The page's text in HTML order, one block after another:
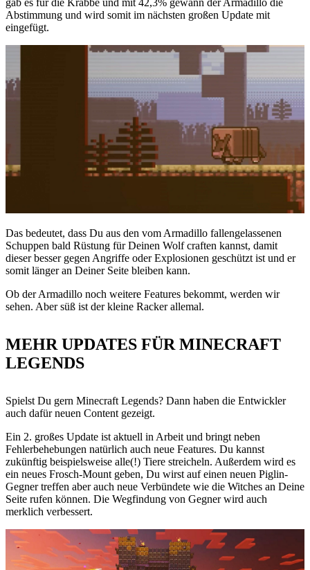
Abstimmung und wird somit im nächsten großen Update mit
eingefügt.
Das bedeutet, dass Du aus den vom Armadillo fallengelassenen
Schuppen bald Rüstung für Deinen Wolf craften kannst, damit
dieser besser gegen Angriffe oder Explosionen geschützt ist und er
somit länger an Deiner Seite bleiben kann.
Ob der Armadillo noch weitere Features bekommt, werden wir
sehen. Aber süß ist der kleine Racker allemal.
MEHR UPDATES FÜR MINECRAFT
LEGENDS
Spielst Du gern Minecraft Legends? Dann haben die Entwickler
auch dafür neuen Content gezeigt.
Ein 2. großes Update ist aktuell in Arbeit und bringt neben
Fehlerbehebungen natürlich auch neue Features. Du kannst
zukünftig beispielsweise alle(!) Tiere streicheln. Außerdem wird es
ein neues Frosch-Mount geben, Du wirst auf einen neuen Piglin-
Gegner treffen aber auch neue Verbündete wie die Witches an Deine
Seite rufen können. Die Wegfindung von Gegner wird auch
merklich verbessert.